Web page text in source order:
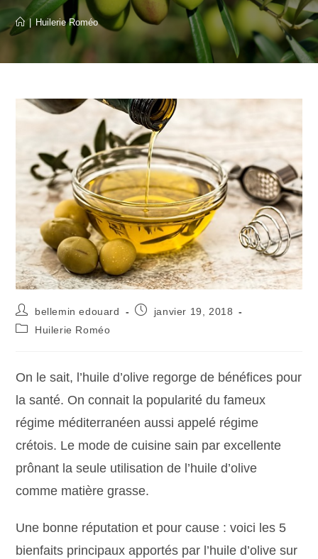
Huilerie Roméo
bellemin edouard
janvier 19, 2018
Huilerie Roméo
On le sait, l’huile d’olive regorge de bénéfices pour
la santé. On connait la popularité du fameux
régime méditerranéen aussi appelé régime
crétois. Le mode de cuisine sain par excellente
prônant la seule utilisation de l’huile d’olive
comme matière grasse.
Une bonne réputation et pour cause : voici les 5
bienfaits principaux apportés par l’huile d’olive sur